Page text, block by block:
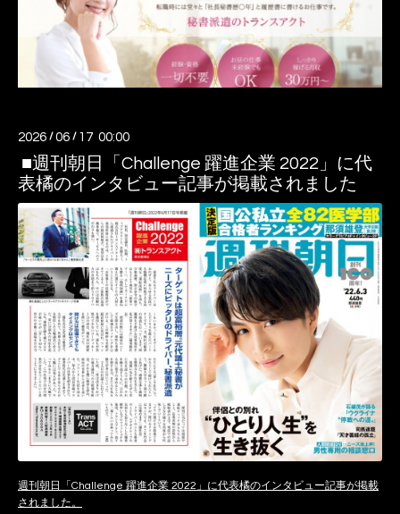
2026 /06 / 17 00:00
■週刊朝日「Challenge 躍進企業 2022」に代
表橘のインタビュー記事が掲載されました
週刊朝日「Challenge 躍進企業 2022」に代表橘のインタビュー記事が掲載
されました。